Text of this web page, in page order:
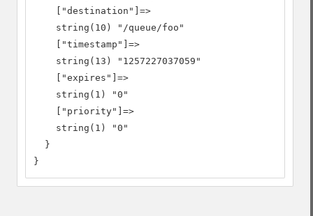
    ["destination"]=>
    string(10) "/queue/foo"
    ["timestamp"]=>
    string(13) "1257227037059"
    ["expires"]=>
    string(1) "0"
    ["priority"]=>
    string(1) "0"
  }
}